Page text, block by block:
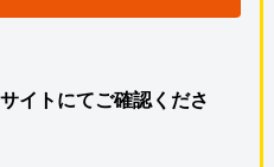
イトにてご確認くださ